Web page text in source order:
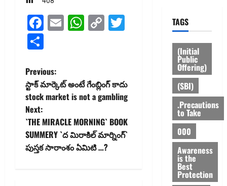
Facebook
EmailWhatsApp
Copy Twitter
P
o
s
t
n
Previous:
స్టాక్ మార్కెట్ అంటే గేంబ్లింగ్ కాదు
stock market is not a gambling
Next:
`THE MIRACLE MORNING` BOOK
SUMMERY `ద మిరాకిల్ మార్నింగ్`
పుస్తక సారాంశం ఏమిటి …?
TAGS
(Initial
Public
Offering)
(SBI)
.Precautions
to Take
000
Awareness
is the
Best
Protection